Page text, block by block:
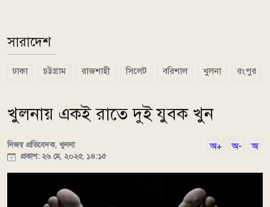
সারাদেশ
ঢাকা চট্টগ্রাম রাজশাহী সিলেট বরিশাল খুলনা রংপুর
খুলনায় একই রাতে দুই যুবক খুন
নিজস্ব প্রতিবেদক, খুলনা
প্রকাশ: ২৬ মে, ২০২৫, ১৪:১৫
অ+ অ- অ